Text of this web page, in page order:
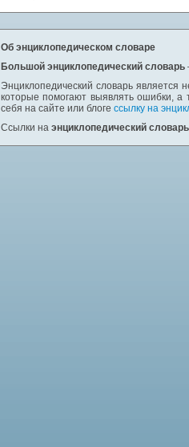
Об энциклопедическом словаре
Большой энциклопедический словарь
Энциклопедический словарь является
которые помогают выявлять ошибки, а
себя на сайте или блоге ссылку на
Ссылки на энциклопедический словарь